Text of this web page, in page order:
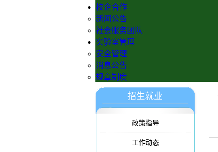
校企合作
新闻公告
社会服务团队
实验室管理
安全管理
消息公告
规章制度
招生就业
政策指导
工作动态